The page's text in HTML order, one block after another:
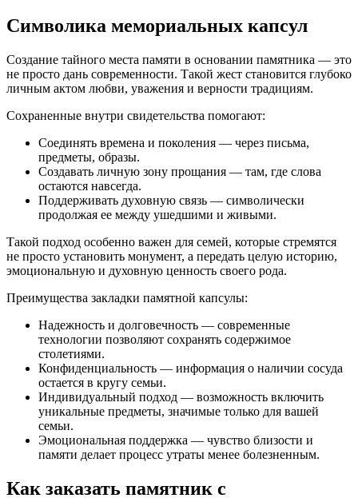
Символика мемориальных капсул
Создание тайного места памяти в основании памятника — это
не просто дань современности. Такой жест становится глубоко
личным актом любви, уважения и верности традициям.
Сохраненные внутри свидетельства помогают:
Соединять времена и поколения — через письма,
предметы, образы.
Создавать личную зону прощания — там, где слова
остаются навсегда.
Поддерживать духовную связь — символически
продолжая ее между ушедшими и живыми.
Такой подход особенно важен для семей, которые стремятся
не просто установить монумент, а передать целую историю,
эмоциональную и духовную ценность своего рода.
Преимущества закладки памятной капсулы:
Надежность и долговечность — современные
технологии позволяют сохранять содержимое
столетиями.
Конфиденциальность — информация о наличии сосуда
остается в кругу семьи.
Индивидуальный подход — возможность включить
уникальные предметы, значимые только для вашей
семьи.
Эмоциональная поддержка — чувство близости и
памяти делает процесс утраты менее болезненным.
Как заказать памятник с